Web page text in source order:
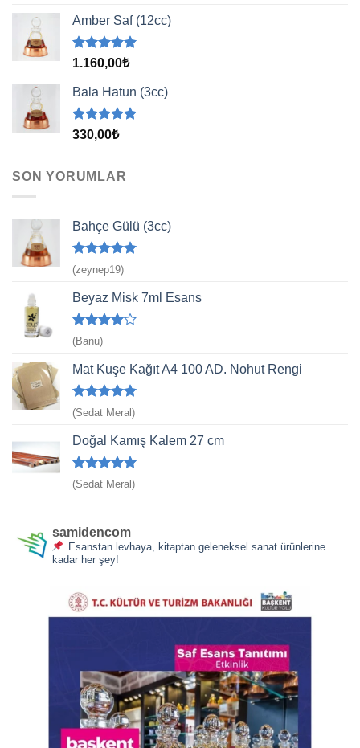
aldı
Amber Saf (12cc)
5 üzerinden
aldı
1.160,00₺
Bala Hatun (3cc)
5 üzerinden
330,00₺
SON YORUMLAR
Bahçe Gülü (3cc)
5 üzerinden
5
oy aldı
(zeynep19)
Beyaz Misk 7ml Esans
5
üzerinden
4 oy aldı
(Banu)
Mat Kuşe Kağıt A4 100 AD. Nohut Rengi
5 üzerinden
5
(Sedat Meral)
Doğal Kamış Kalem 27 cm
5 üzerinden
5
(Sedat Meral)
samidencom
Esanstan levhaya, kitaptan geleneksel sanat ürünlerine
kadar her şey!